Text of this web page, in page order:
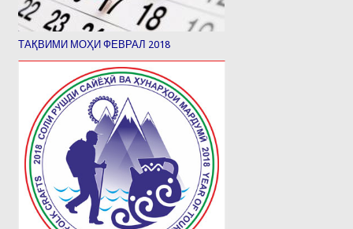
ТАҚВИМИ МОҲИ ФЕВРАЛ 2018